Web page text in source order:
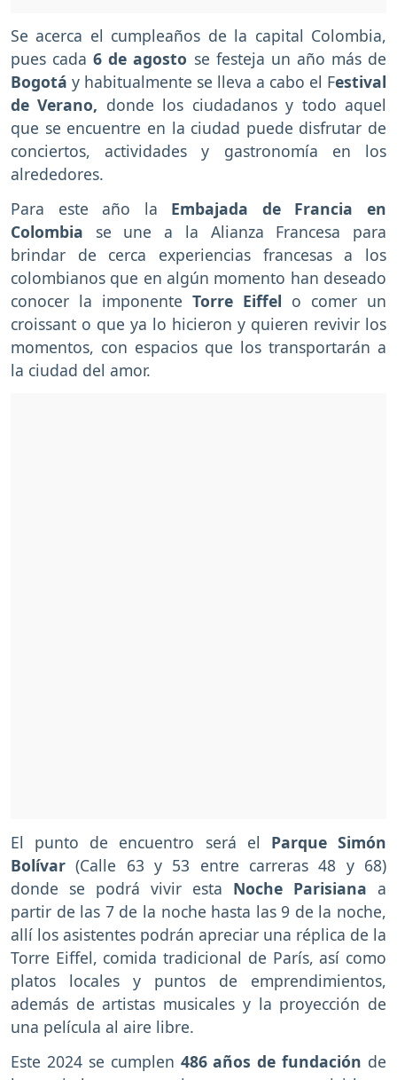
Se acerca el cumpleaños de la capital Colombia,
pues cada6 de agosto se festeja un año más de
Bogotá y habitualmente se lleva a cabo el Festival
de Verano, donde los ciudadanos y todo aquel
que se encuentre en la ciudad puede disfrutar de
conciertos, actividades y gastronomía en los
alrededores.
Para este año la Embajada de Francia en
Colombia se une a la Alianza Francesa para
brindar de cerca experiencias francesas a los
colombianos que en algún momento han deseado
conocer la imponente Torre Eiffel o comer un
croissant o que ya lo hicieron y quieren revivir los
momentos, con espacios que los transportarán a
la ciudad del amor.
El punto de encuentro será el Parque Simón
Bolívar(Calle 63 y 53 entre carreras 48 y 68)
donde se podrá vivir esta Noche Parisiana a
partir de las 7 de la noche hasta las 9 de la noche,
allí los asistentes podrán apreciar una réplica de la
Torre Eiffel, comida tradicional de París, así como
platos locales y puntos de emprendimientos,
además de artistas musicales y la proyección de
una película al aire libre.
Este 2024 se cumplen 486 años de fundación de